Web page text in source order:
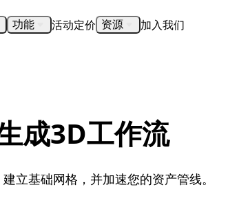
功能 活动定价 资源 加入我们
成3D工作流
立基础网格，并加速您的资产管线。